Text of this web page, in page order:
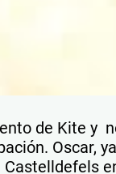
de Kite y
Oscar,